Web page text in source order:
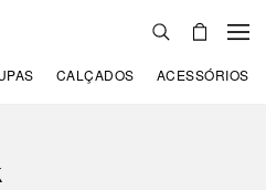
CALÇADOS ACESSÓRIOS